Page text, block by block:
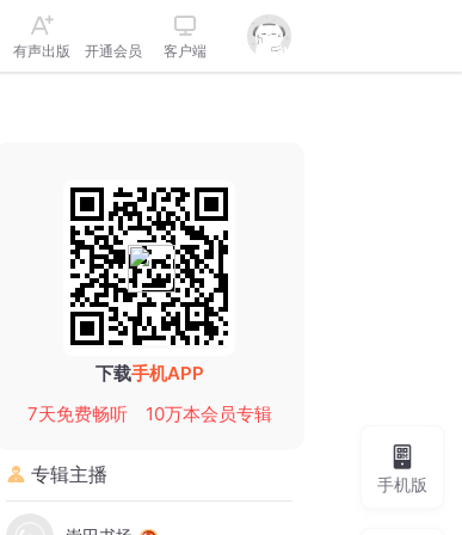
有声出版 开通会员 客户端
下载手机APP
7天免费畅听
10万本会员专辑
专辑主播 手机版